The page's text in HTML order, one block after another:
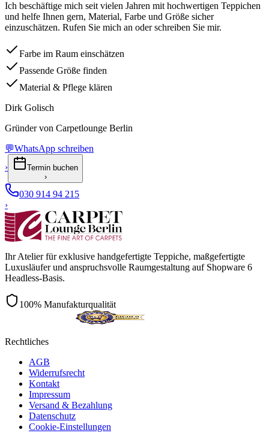
Ich beschäftige mich seit vielen Jahren mit hochwertigen Teppichen
und helfe Ihnen gern, Material, Farbe und Größe sicher
einzuschätzen. Rufen Sie mich an oder schreiben Sie mir.
Farbe im Raum einschätzen
Passende Größe finden
Material & Pflege klären
Dirk Golisch
Gründer von Carpetlounge Berlin
💬WhatsApp schreiben
›
Termin buchen
›
030 914 94 215
›
Ihr Atelier für exklusive handgefertigte Teppiche, maßgefertigte
Luxusläufer und anspruchsvolle Raumgestaltung auf Shopware 6
Headless-Basis.
100% Manufakturqualität
Rechtliches
AGB
Widerrufsrecht
Kontakt
Impressum
Versand & Bezahlung
Datenschutz
Cookie-Einstellungen